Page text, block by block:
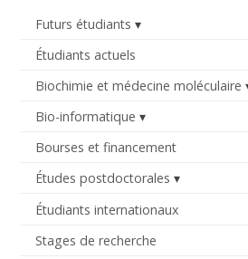
Futurs étudiants
Étudiants actuels
Biochimie et médecine moléculaire
Bio-informatique
Bourses et financement
Études postdoctorales
Étudiants internationaux
Stages de recherche